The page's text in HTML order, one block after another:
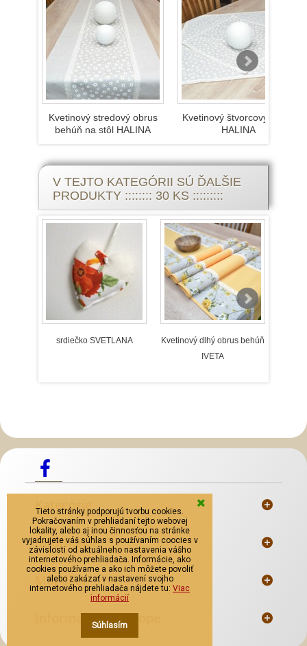
Kvetinový stredový obrus
behúň na stôl HALINA
Kvetinový štvorcový obrus
HALINA
V TEJTO KATEGÓRII SÚ ĎALŠIE
PRODUKTY :::::::: 30 KS :::::::::
srdiečko SVETLANA
Kvetinový dlhý obrus behúň
IVETA
Kategórie
Informácie
Môj účet
Informácie o e-shope
Tieto stránky podporujú tvorbu cookies.
Pokračovaním v prehliadaní tejto webovej
lokality, alebo aj inou činnosťou na stránke
vyjadrujete váš súhlas s používaním coocies v
závislosti od aktuálneho nastavenia vášho
internetového prehliadača. Informácie, ako
cookies používame a ako ich môžete povoliť
alebo zakázať v nastavení svojho
internetového prehliadača nájdete tu: Viac
informácií
Súhlasím